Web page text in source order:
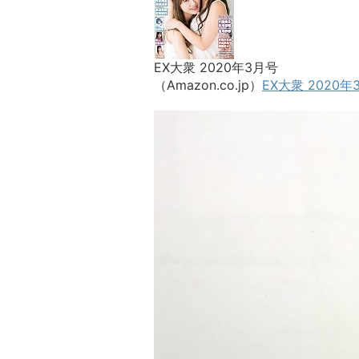
EX大衆 2020年3月号
（Amazon.co.jp） EX大衆 2020年